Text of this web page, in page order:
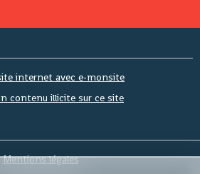
internet avec e-monsite
contenu illicite sur ce site
Mentions légales